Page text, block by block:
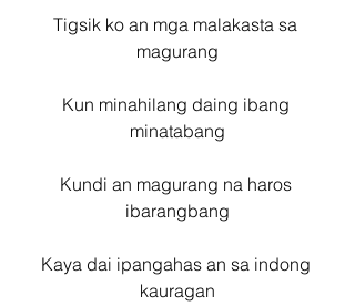
Tigsik ko an mga malakasta sa
magurang
Kun minahilang daing ibang
minatabang
Kundi an magurang na haros
ibarangbang
Kaya dai ipangahas an sa indong
kauragan